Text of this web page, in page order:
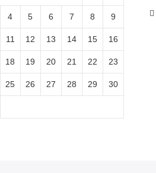
4 5 6 7 8 9
11 12 13 14 15 16
18 19 20 21 22 23
25 26 27 28 29 30